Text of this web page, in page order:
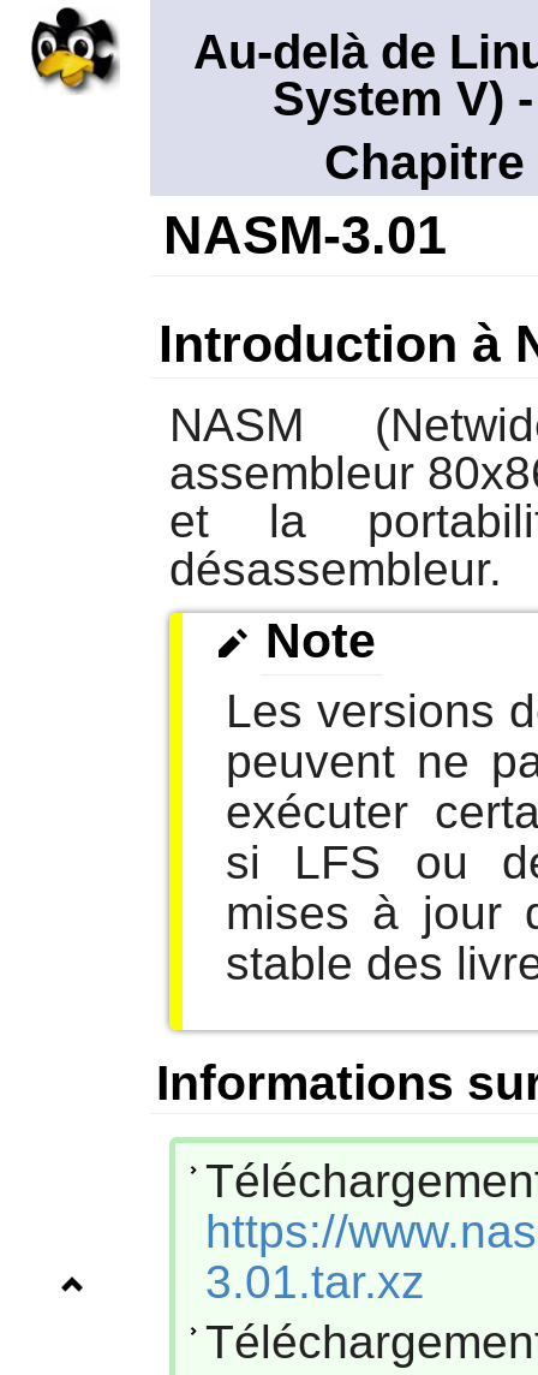
Au-delà de
System V)
NASM-3.01
Introduction à
NASM
assembleur
et la
désassembleur.
Note
Les versions
peuvent ne
exécuter
si LFS ou
mises à jour
stable des
Informations
https://
3.01.tar.xz